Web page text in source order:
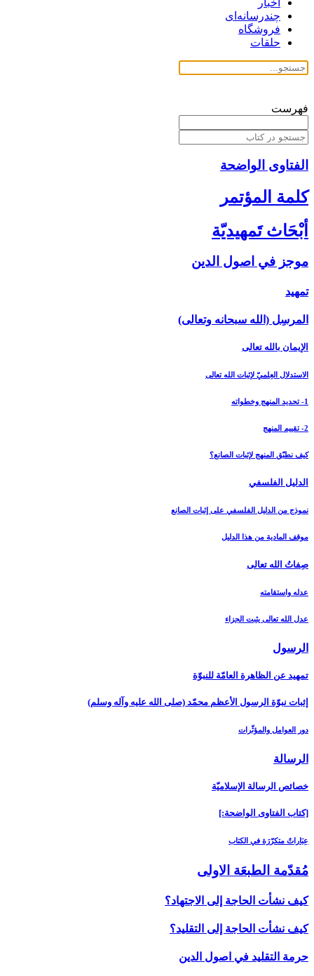
اخبار
چندرسانه‌ای
فروشگاه
حلقات
فهرست
الفتاوی الواضحة
كلمة المؤتمر
أبْحَاث تَمهيديّة
موجز في اصول الدين‏
تمهيد
المرسِل (الله سبحانه وتعالى)
الإيمان بالله تعالى‏
الاستدلال العِلميّ لإثبات الله تعالى‏
1- تحديد المنهج وخطواته
2- تقييم المنهج
كيف نطبّق المنهج لإثبات الصانع؟
الدليل الفلسفي‏
نموذج من الدليل الفلسفي على إثبات الصانع
موقف المادية من هذا الدليل
صِفاتُ الله تعالى‏
عدله واستقامته
عدل الله تعالى يثبت الجزاء
الرسول‏
تمهيد عن الظاهرة العامّة للنبوّة
إثبات نبوّة الرسول الأعظم محمّد (صلى الله عليه وآله وسلم)
دور العوامل والمؤثّرات
الرسالة
خصائص الرسالة الإسلاميّة
[كتاب الفتاوى الواضحة:]
عِبَاراتٌ متكرّرَة في الكتاب
مُقدّمة الطبعَة الاولى‏
كيف نشأت الحاجة إلى الاجتهاد؟
كيف نشأت الحاجة إلى التقليد؟
حرمة التقليد في اصول الدين